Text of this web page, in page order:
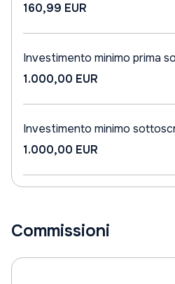
160,99 EUR
Investimento minimo prima
1.000,00 EUR
Investimento minimo
1.000,00 EUR
Commissioni